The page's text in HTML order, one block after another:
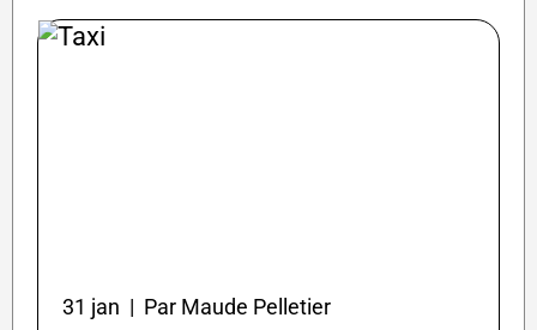
31 jan | Par Maude Pelletier